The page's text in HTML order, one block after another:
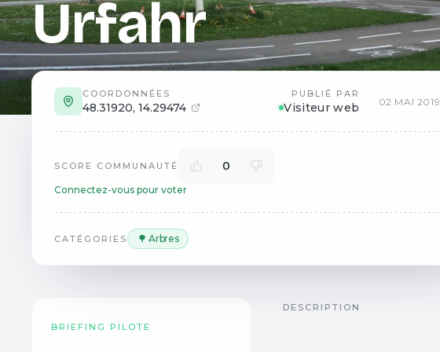
Urfahr
COORDONNÉES
48.31920, 14.29474
PUBLIÉ PAR
Visiteur web 02 MAI 2019
SCORE COMMUNAUTÉ 0
Connectez-vous pour voter
CATÉGORIES 🌳 Arbres
BRIEFING PILOTE
DESCRIPTION